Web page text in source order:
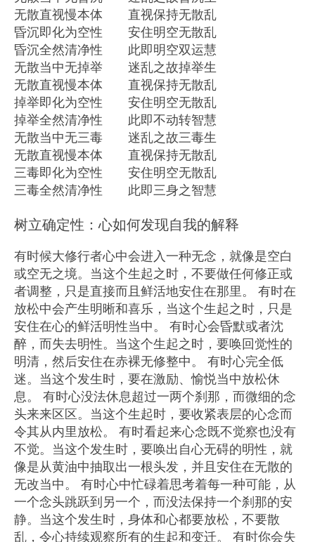
无散直视慢本体 直视保持无散乱
昏沉即化为空性 安住明空无散乱
昏沉全然清净性 此即明空双运慧
无散当中无掉举 迷乱之故掉举生
无散直视慢本体 直视保持无散乱
掉举即化为空性 安住明空无散乱
掉举全然清净性 此即不动转智慧
无散当中无三毒 迷乱之故三毒生
无散直视慢本体 直视保持无散乱
三毒即化为空性 安住明空无散乱
三毒全然清净性 此即三身之智慧
树立确定性：心如何发现自我的解释
有时候大修行者心中会进入一种无念，就像是空白
或空无之境。当这个生起之时，不要做任何修正或
者调整，只是直接而且鲜活地安住在那里。 有时在
放松中会产生明晰和喜乐，当这个生起之时，只是
安住在心的鲜活明性当中。 有时心会昏默或者沈
醉，而失去明性。当这个生起之时，要唤回觉性的
明清，然后安住在赤裸无修整中。 有时心完全低
迷。当这个发生时，要在激励、愉悦当中放松休
息。 有时心没法休息超过一两个刹那，而微细的念
头来来区区。当这个生起时，要收紧表层的心念而
令其从内里放松。 有时看起来心念既不觉察也没有
不觉。当这个发生时，要唤出自心无碍的明性，就
像是从黄油中抽取出一根头发，并且安住在无散的
无改当中。 有时心中忙碌着思考着每一种可能，从
一个念头跳跃到另一个，而没法保持一个刹那的安
静。当这个发生时，身体和心都要放松，不要散
乱，令心持续观察所有的生起和变迁。 有时你会失